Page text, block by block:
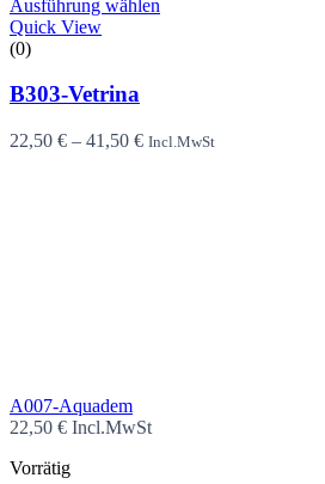
Ausführung wählen
Quick View
(0)
B303-Vetrina
22,50 € – 41,50 € Incl.MwSt
A007-Aquadem
22,50 € Incl.MwSt
Vorrätig